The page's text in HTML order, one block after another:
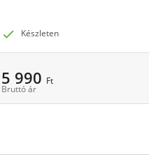
 Készleten
5 990 Ft
Bruttó ár